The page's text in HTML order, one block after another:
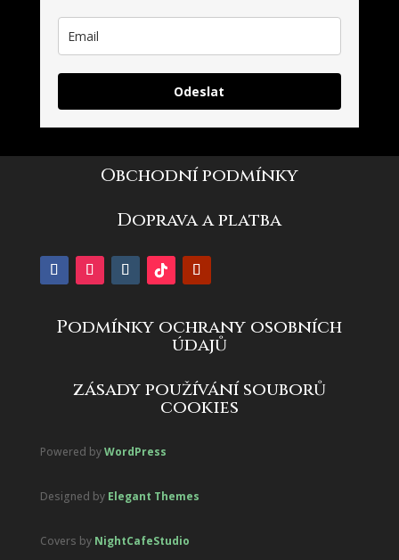
Odeslat
Obchodní podmínky
Doprava a platba
Podmínky ochrany osobních
údajů
zásady používání souborů
cookies
Powered byWordPress
Designed by Elegant Themes
Covers by NightCafeStudio